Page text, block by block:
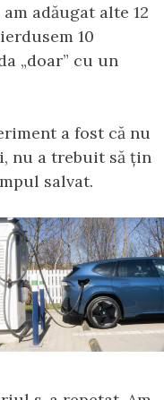
adăugat alte 12
10
„doar” cu un
a fost că nu
nu a trebuit să țin
salvat.